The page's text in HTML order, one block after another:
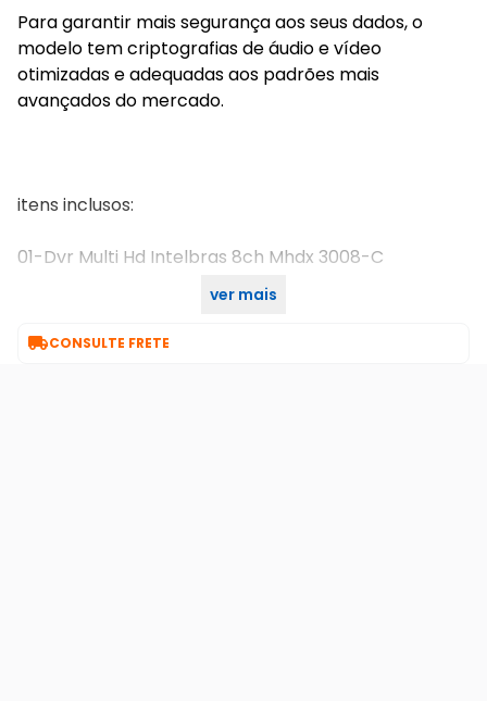
Para garantir mais segurança aos seus dados, o
modelo tem criptografias de áudio e vídeo
otimizadas e adequadas aos padrões mais
avançados do mercado.
itens inclusos:
01-Dvr Multi Hd Intelbras 8ch Mhdx 3008-C
ver mais
CONSULTE FRETE